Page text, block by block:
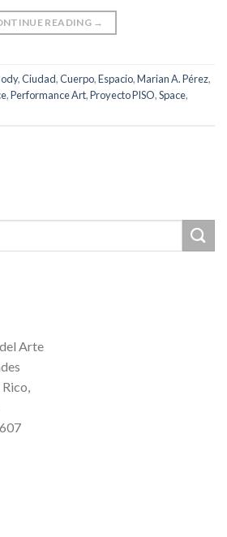
READING →
,Ciudad,Cuerpo,Espacio,Marian A. Pérez,
,Performance Art,Proyecto PISO,Space,
Arte